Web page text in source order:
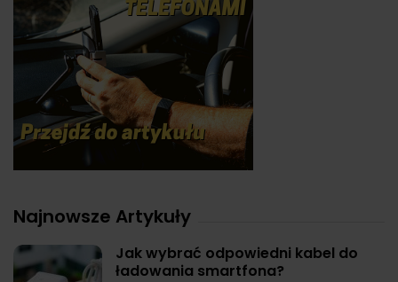
Najnowsze Artykuły
Jak wybrać odpowiedni kabel do
ładowania smartfona?